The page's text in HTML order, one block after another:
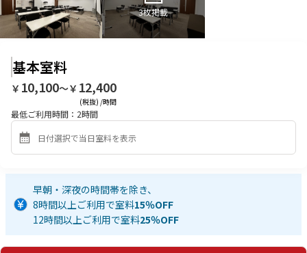
3枚掲載
基本室料
￥ 10,100〜￥ 12,400
(税抜) /時間
最低ご利用時間： 2時間
早朝・深夜の時間帯を除き、
8時間以上ご利用で室料15％OFF
12時間以上ご利用で室料25％OFF